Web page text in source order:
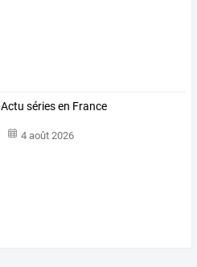
Actu séries en France
4 août 2026